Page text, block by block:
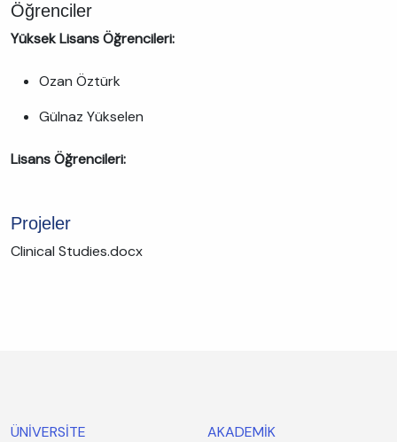
Öğrenciler
Yüksek Lisans Öğrencileri:
Ozan Öztürk
Gülnaz Yükselen
Lisans Öğrencileri:
Projeler
Clinical Studies.docx
ÜNİVERSİTE AKADEMİK